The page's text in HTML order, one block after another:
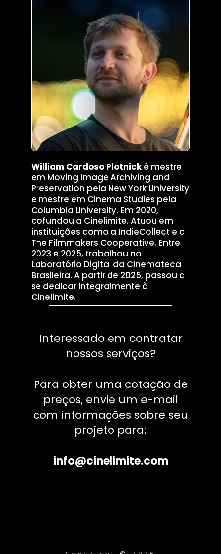
William Cardoso Plotnické mestre
em Moving Image Archiving and
Preservation pela New York University
e mestre em Cinema Studies pela
Columbia University. Em 2020,
cofundou a Cinelimite. Atuou em
instituições como a IndieCollect e a
The Filmmakers Cooperative. Entre
2023 e 2025, trabalhou no
Laboratório Digital da Cinemateca
Brasileira. A partir de 2025, passou a
se dedicar integralmente à
Cinelimite.
Interessado em contratar
nossos serviços?
Para obter uma cotação de
preços, envie um e-mail
com informações sobre seu
projeto para:
info@cinelimite.com